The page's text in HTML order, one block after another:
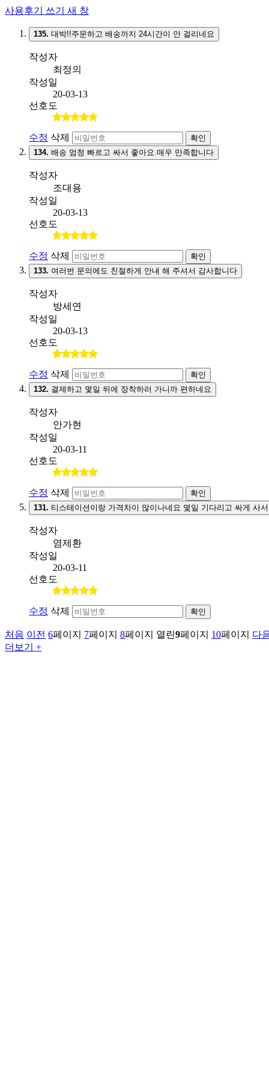
사용후기 쓰기 새 창
135. 대박!!주문하고 배송까지 24시간이 안 걸리네요
작성자
최정의
작성일
20-03-13
선호도
수정 삭제
확인
134. 배송 엄청 빠르고 싸서 좋아요.매우 만족합니다
작성자
조대용
작성일
20-03-13
선호도
수정 삭제
확인
133. 여러번 문의에도 친절하게 안내 해 주셔서 감사합니다
작성자
방세연
작성일
20-03-13
선호도
수정 삭제
확인
132.
결제하고 몇일 뒤에 장착하러 가니까 편하네요
작성자
안가현
작성일
20-03-11
선호도
수정 삭제
확인
131. 티스테이션이랑 가격차이 많이나네요 몇일 기다리고 싸게 사
작성자
염제환
작성일
20-03-11
선호도
수정 삭제 확인
처음 이전 6페이지 7페이지 8페이지 열린9페이지 10페이지
다
더보기 +